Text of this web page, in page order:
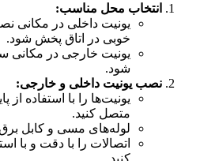
انتخاب محل مناسب:
یونیت داخلی در مکانی
خوبی در اتاق پخش شود.
یونیت خارجی در مکانی
شود.
نصب یونیت داخلی و خارجی:
یونیت‌ها را با استفاده از
متصل کنید.
لوله‌های مسی و کابل برق
اتصالات را با دقت و با
کنید.